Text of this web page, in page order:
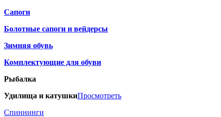
Сапоги
Болотные сапоги и вейдерсы
Зимняя обувь
Комплектующие для обуви
Рыбалка
Удилища и катушкиПросмотреть
Спиннинги